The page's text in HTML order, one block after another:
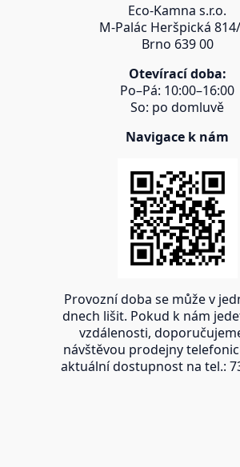
Eco-Kamna s.r.o.
M-Palác Heršpická
Brno 639 00
Otevírací doba:
Po–Pá: 10:00–16:00
So: po domluvě
Navigace k nám
Provozní doba se může v
dnech lišit. Pokud k nám
vzdálenosti,
návštěvou prodejny
aktuální dostupnost na tel.: